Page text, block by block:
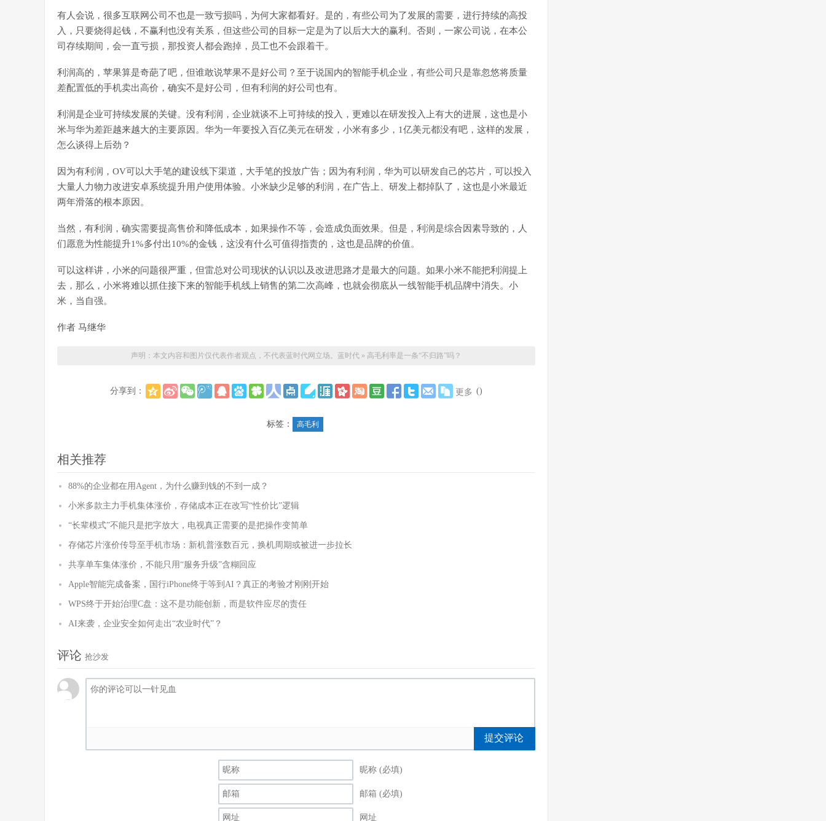
有人会说，很多互联网公司不也是一致亏损吗，为何大家都看好。是的，有些公司为了发展的需要，进行持续的高投
入，只要烧得起钱，不赢利也没有关系，但这些公司的目标一定是为了以后大大的赢利。否则，一家公司说，在本公
司存续期间，会一直亏损，那投资人都会跑掉，员工也不会跟着干。
利润高的，苹果算是奇葩了吧，但谁敢说苹果不是好公司？至于说国内的智能手机企业，有些公司只是靠忽悠将质量
差配置低的手机卖出高价，确实不是好公司，但有利润的好公司也有。
利润是企业可持续发展的关键。没有利润，企业就谈不上可持续的投入，更难以在研发投入上有大的进展，这也是小
米与华为差距越来越大的主要原因。华为一年要投入百亿美元在研发，小米有多少，1亿美元都没有吧，这样的发展，
怎么谈得上后劲？
因为有利润，OV可以大手笔的建设线下渠道，大手笔的投放广告；因为有利润，华为可以研发自己的芯片，可以投入
大量人力物力改进安卓系统提升用户使用体验。小米缺少足够的利润，在广告上、研发上都掉队了，这也是小米最近
两年滑落的根本原因。
当然，有利润，确实需要提高售价和降低成本，如果操作不等，会造成负面效果。但是，利润是综合因素导致的，人
们愿意为性能提升1%多付出10%的金钱，这没有什么可值得指责的，这也是品牌的价值。
可以这样讲，小米的问题很严重，但雷总对公司现状的认识以及改进思路才是最大的问题。如果小米不能把利润提上
去，那么，小米将难以抓住接下来的智能手机线上销售的第二次高峰，也就会彻底从一线智能手机品牌中消失。小
米，当自强。
作者 马继华
声明：本文内容和图片仅代表作者观点，不代表蓝时代网立场。 蓝时代 » 高毛利率是一条“不归路”吗？
分享到： 更多 ()
标签： 高毛利
相关推荐
88%的企业都在用Agent，为什么赚到钱的不到一成？
小米多款主力手机集体涨价，存储成本正在改写“性价比”逻辑
“长辈模式”不能只是把字放大，电视真正需要的是把操作变简单
存储芯片涨价传导至手机市场：新机普涨数百元，换机周期或被进一步拉长
共享单车集体涨价，不能只用“服务升级”含糊回应
Apple智能完成备案，国行iPhone终于等到AI？真正的考验才刚刚开始
WPS终于开始治理C盘：这不是功能创新，而是软件应尽的责任
AI来袭，企业安全如何走出“农业时代”？
评论 抢沙发
提交评论
昵称 (必填)
邮箱 (必填)
网址